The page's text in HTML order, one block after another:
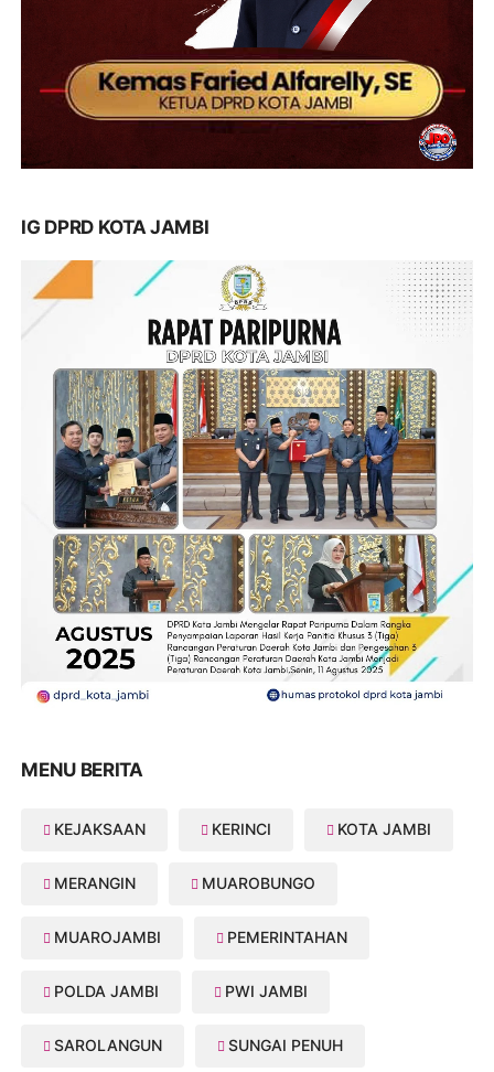
IG DPRD KOTA JAMBI
MENU BERITA
KEJAKSAAN KERINCI KOTA JAMBI
MERANGIN MUAROBUNGO
MUAROJAMBI PEMERINTAHAN
POLDA JAMBI PWI JAMBI
SAROLANGUN SUNGAI PENUH